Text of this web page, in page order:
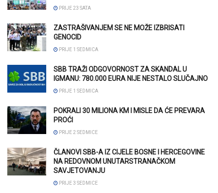
PRIJE 23 SATA
ZASTRAŠIVANJEM SE NE MOŽE IZBRISATI
GENOCID
PRIJE 1 SEDMICA
SBB TRAŽI ODGOVORNOST ZA SKANDAL U
IGMANU: 780.000 EURA NIJE NESTALO SLUČAJNO
PRIJE 1 SEDMICA
POKRALI 30 MILIONA KM I MISLE DA ĆE PREVARA
PROĆI
PRIJE 2 SEDMICE
ČLANOVI SBB-A IZ CIJELE BOSNE I HERCEGOVINE
NA REDOVNOM UNUTARSTRANAČKOM
SAVJETOVANJU
PRIJE 3 SEDMICE